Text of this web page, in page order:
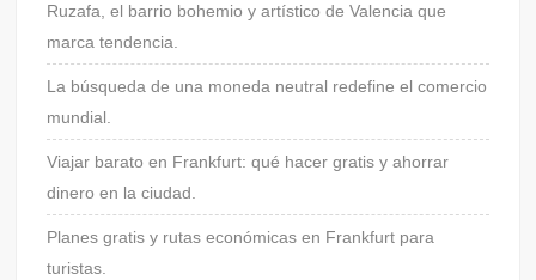
Ruzafa, el barrio bohemio y artístico de Valencia que
marca tendencia.
La búsqueda de una moneda neutral redefine el comercio
mundial.
Viajar barato en Frankfurt: qué hacer gratis y ahorrar
dinero en la ciudad.
Planes gratis y rutas económicas en Frankfurt para
turistas.